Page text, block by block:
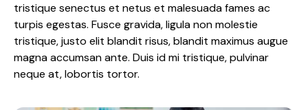
tristique senectus et netus et malesuada fames ac
turpis egestas. Fusce gravida, ligula non molestie
tristique, justo elit blandit risus, blandit maximus augue
magna accumsan ante. Duis id mi tristique, pulvinar
neque at, lobortis tortor.